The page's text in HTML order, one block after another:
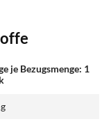
je Bezugsmenge: 1